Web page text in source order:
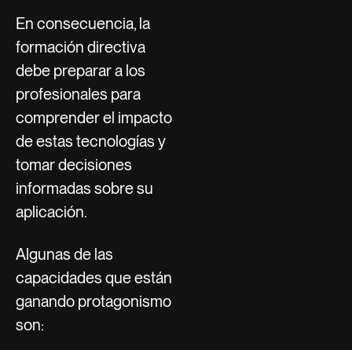
En consecuencia, la
formación directiva
debe preparar a los
profesionales para
comprender el impacto
de estas tecnologías y
tomar decisiones
informadas sobre su
aplicación.
Algunas de las
capacidades que están
ganando protagonismo
son: